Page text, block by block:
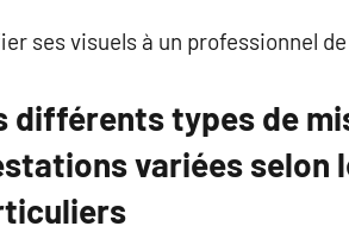
ses visuels à un professionnel
différents types de
variées selon